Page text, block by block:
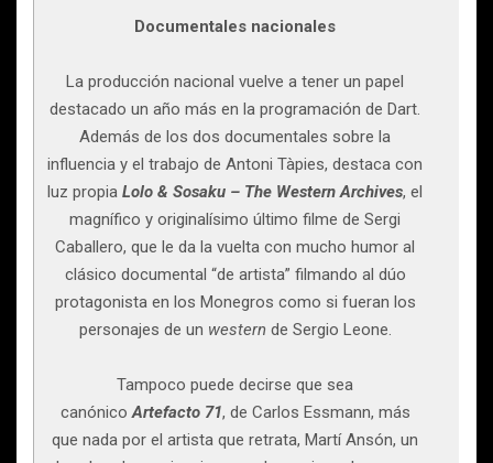
Documentales nacionales
La producción nacional vuelve a tener un papel
destacado un año más en la programación de Dart.
Además de los dos documentales sobre la
influencia y el trabajo de Antoni Tàpies, destaca con
luz propia Lolo & Sosaku – The Western Archives, el
magnífico y originalísimo último filme de Sergi
Caballero, que le da la vuelta con mucho humor al
clásico documental “de artista” filmando al dúo
protagonista en los Monegros como si fueran los
personajes de un western de Sergio Leone.
Tampoco puede decirse que sea
canónicoArtefacto 71, de Carlos Essmann, más
que nada por el artista que retrata, Martí Ansón, un